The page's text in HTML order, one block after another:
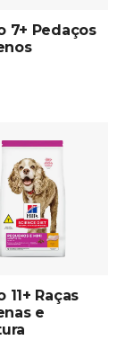
7+ Pedaços
11+ Raças
e